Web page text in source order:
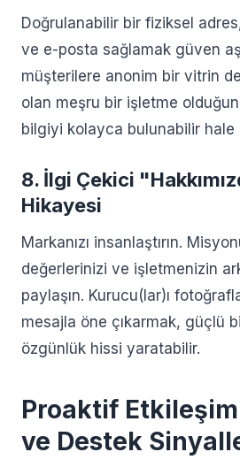
Doğrulanabilir bir fiziksel
ve e-posta sağlamak güven
müşterilere anonim bir vitrin
olan meşru bir işletme
bilgiyi kolayca bulunabilir hale
8. İlgi Çekici
Hikayesi
Markanızı insanlaştırın.
değerlerinizi ve işletmenizin
paylaşın. Kurucu(lar)ı
mesajla öne çıkarmak, güçlü
özgünlük hissi yaratabilir.
Proaktif
ve Destek